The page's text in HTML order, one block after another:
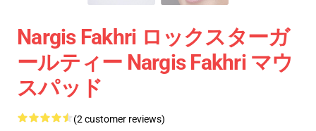
Nargis Fakhri ロックスターガ
ールティー Nargis Fakhri マウ
スパッド
(2 customer reviews)